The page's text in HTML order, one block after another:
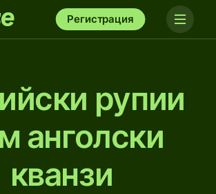
Регистрация
рупии
анголски
кванзи